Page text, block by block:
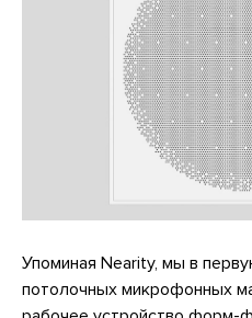
Упоминая Nearity, мы в
потолочных микрофонных